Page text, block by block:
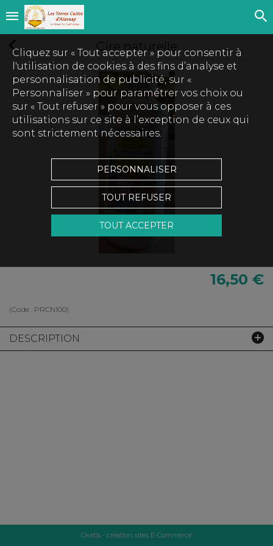
Cire naturelle
16,50 €
(Code : PRCN100)
DESCRIPTION
Cliquez sur « Tout accepter » pour consentir à
l'utilisation de cookies à des fins d’analyse et
personnalisation de publicité, sur «
Personnaliser » pour paramétrer vos choix ou
sur « Tout refuser » pour vous opposer à ces
utilisations sur ce site à l’exception de ceux qui
sont strictement nécessaires.
PERSONNALISER
TOUT REFUSER
TOUT ACCEPTER
Oxatis - création sites E-Commerce